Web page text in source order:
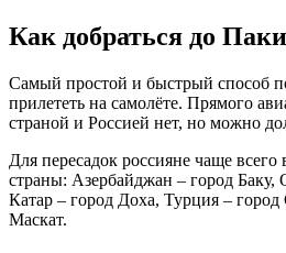
Как добраться до
Самый простой и быстрый способ
прилететь на самолёте. Прямого
страной и Россией нет, но можно
Для пересадок россияне чаще
страны: Азербайджан – город
Катар – город Доха, Турция –
Маскат.